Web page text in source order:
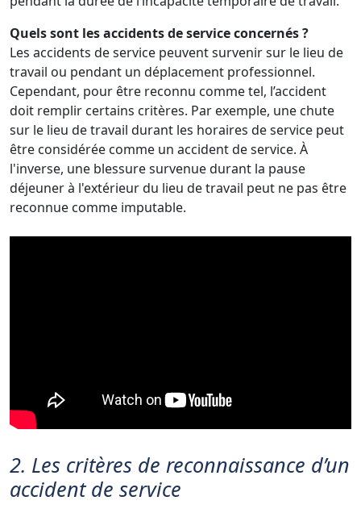
Quels sont les accidents de service concernés ?
Les accidents de service peuvent survenir sur le lieu de
travail ou pendant un déplacement professionnel.
Cependant, pour être reconnu comme tel, l’accident
doit remplir certains critères. Par exemple, une chute
sur le lieu de travail durant les horaires de service peut
être considérée comme un accident de service. À
l'inverse, une blessure survenue durant la pause
déjeuner à l'extérieur du lieu de travail peut ne pas être
reconnue comme imputable.
2. Les critères de reconnaissance d’un
accident de service